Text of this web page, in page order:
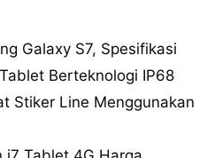
Galaxy S7, Spesifikasi
Berteknologi IP68
Stiker Line Menggunakan